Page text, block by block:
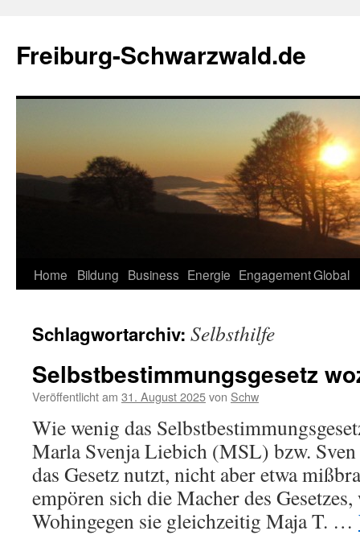
springen
Freiburg-Schwarzwald.de
Home Bildung Business Energie EngagementGlobal
Schlagwortarchiv: Selbsthilfe
Selbstbestimmungsgesetz
Veröffentlicht am 31. August 2025von Schw
Wie wenig das
Marla Svenja Liebich (MSL) bzw.
das Gesetz nutzt, nicht aber etwa
empören sich die Macher des
Wohingegen sie gleichzeitig Maja T. …